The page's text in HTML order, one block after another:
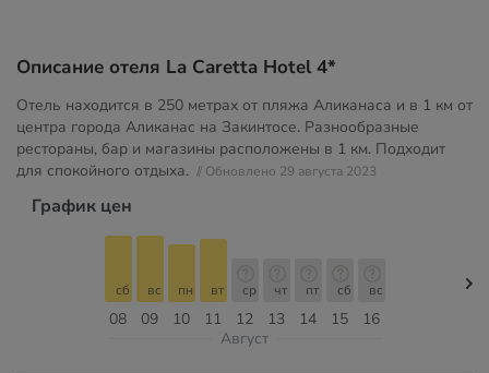
Описание отеля La Caretta Hotel 4*
Отель находится в 250 метрах от пляжа Аликанаса и в 1 км от
центра города Аликанас на Закинтосе. Разнообразные
рестораны, бар и магазины расположены в 1 км. Подходит
для спокойного отдыха. // Обновлено 29 августа 2023
График цен
08
сб
09
вс
10
пн
11
вт
12
ср
13
чт
14
пт
15
сб
16
вс
Август